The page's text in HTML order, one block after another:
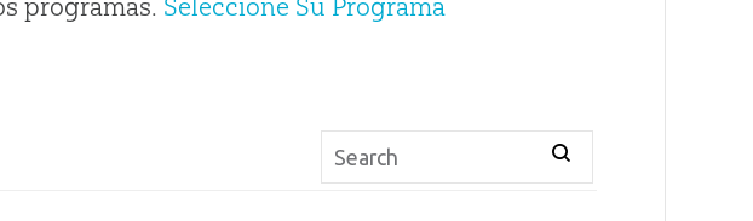
programas. Seleccione Su Programa